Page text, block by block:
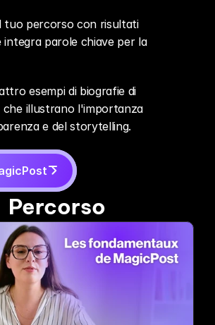
tuo percorso con risultati
parole chiave per la
esempi di biografie di
che illustrano l'importanza
e del storytelling.
Percorso